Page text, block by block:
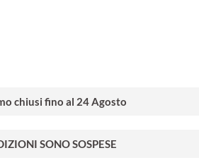
chiusi fino al 24 Agosto
SONO SOSPESE